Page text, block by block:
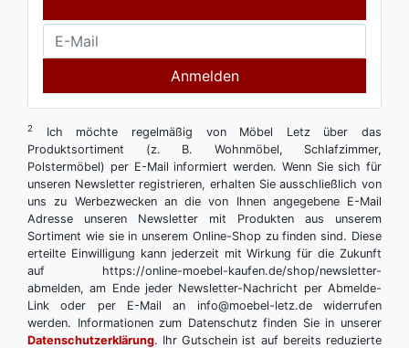
Anmelden
2
Ich möchte regelmäßig von Möbel Letz über das
Produktsortiment (z. B. Wohnmöbel, Schlafzimmer,
Polstermöbel) per E-Mail informiert werden. Wenn Sie sich für
unseren Newsletter registrieren, erhalten Sie ausschließlich von
uns zu Werbezwecken an die von Ihnen angegebene E-Mail
Adresse unseren Newsletter mit Produkten aus unserem
Sortiment wie sie in unserem Online-Shop zu finden sind. Diese
erteilte Einwilligung kann jederzeit mit Wirkung für die Zukunft
auf https://online-moebel-kaufen.de/shop/newsletter-
abmelden, am Ende jeder Newsletter-Nachricht per Abmelde-
Link oder per E-Mail an info@moebel-letz.de widerrufen
werden. Informationen zum Datenschutz finden Sie in unserer
Datenschutzerklärung. Ihr Gutschein ist auf bereits reduzierte